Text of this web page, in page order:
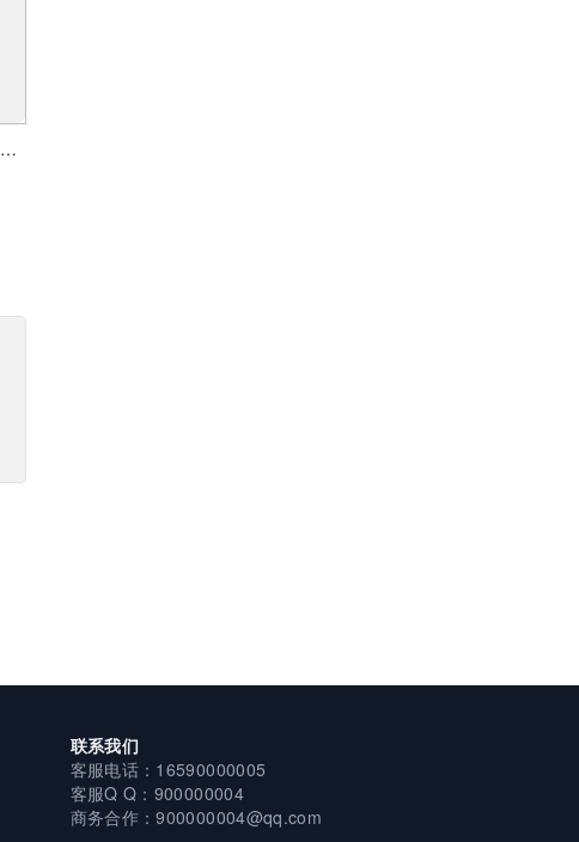
酷皇影视-搞笑-小美女公交站等公交跳舞
联系我们
客服电话：16590000005
客服Q Q：900000004
商务合作：900000004@qq.com